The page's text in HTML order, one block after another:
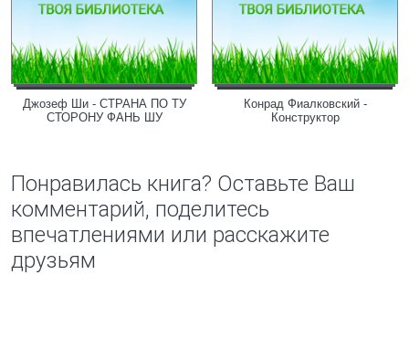
Джозеф Ши - СТРАНА ПО ТУ
СТОРОНУ ФАНЬ ШУ
Конрад Фиалковский -
Конструктор
Понравилась книга? Оставьте Ваш
комментарий, поделитесь
впечатлениями или расскажите
друзьям